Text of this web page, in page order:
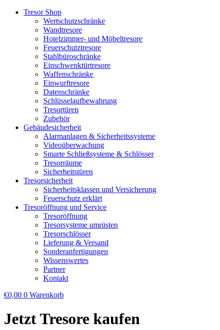
Tresor Shop
Wertschutzschränke
Wandtresore
Hotelzimmer- und Möbeltresore
Feuerschutztresore
Stahlbüroschränke
Einschwenktürtresore
Waffenschränke
Einwurftresore
Datenschränke
Schlüsselaufbewahrung
Tresortüren
Zubehör
Gebäudesicherheit
Alarmanlagen & Sicherheitssysteme
Videoüberwachung
Smarte Schließsysteme & Schlösser
Tresorräume
Sicherheitstüren
Tresorsicherheit
Sicherheitsklassen und Versicherung
Feuerschutz erklärt
Tresoröffnung und Service
Tresoröffnung
Tresorsysteme umrüsten
Tresorschlösser
Lieferung & Versand
Sonderanfertigungen
Wissenswertes
Partner
Kontakt
€0,00 0 Warenkorb
Jetzt Tresore kaufen